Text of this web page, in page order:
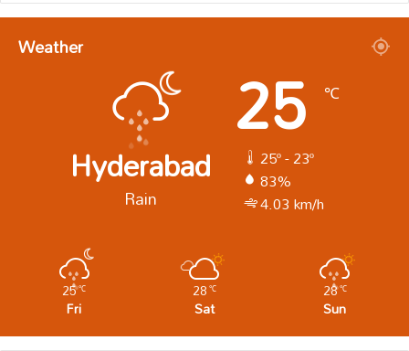
Weather
Hyderabad
Rain
25 ℃
25º - 23º
83%
4.03 km/h
25℃
Fri
28℃
Sat
28℃
Sun